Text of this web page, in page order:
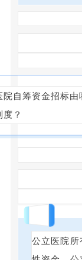
院自筹资金招标
度？
公立医院